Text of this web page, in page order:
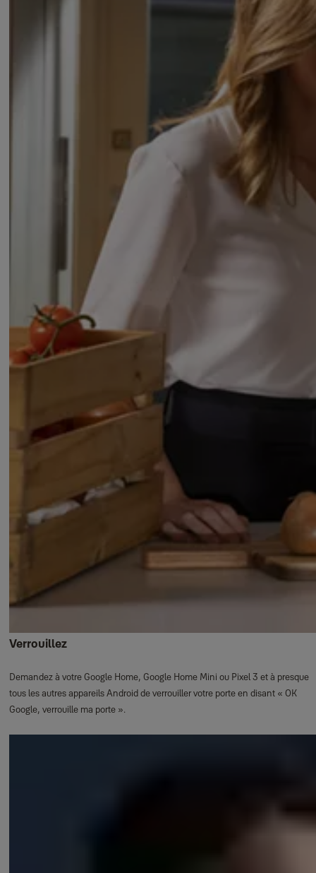
Verrouillez
Demandez à votre Google Home, Google Home Mini ou Pixel 3 et à presque
tous les autres appareils Android de verrouiller votre porte en disant « OK
Google, verrouille ma porte ».